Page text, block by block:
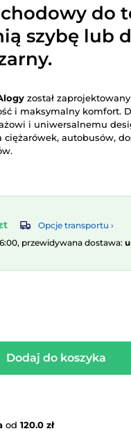
do
szybę lub
został
i maksymalny komfort.
i uniwersalnemu
autobusów,
Opcje transportu ›
przewidywana dostawa:
Dodaj do koszyka
od 120.0 zł